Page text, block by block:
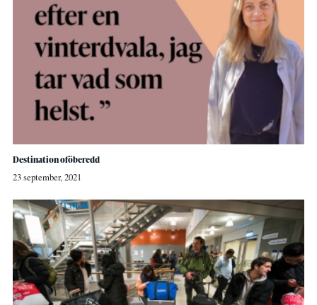
Destination oföberedd
23 september, 2021